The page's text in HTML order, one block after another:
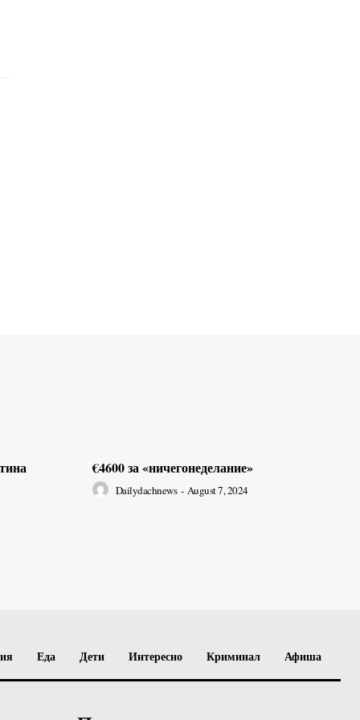
€4600 за «ничегонеделание»
Dailydachnews - August 7, 2024
Еда Дети Интересно Криминал Афиша